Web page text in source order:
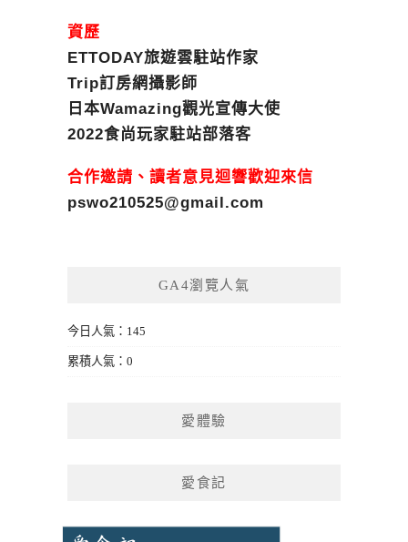
資歷
ETTODAY旅遊雲駐站作家
Trip訂房網攝影師
日本Wamazing觀光宣傳大使
2022食尚玩家駐站部落客
合作邀請、讀者意見迴響歡迎來信
pswo210525@gmail.com
GA4瀏覽人氣
今日人氣：145
累積人氣：0
愛體驗
愛食記